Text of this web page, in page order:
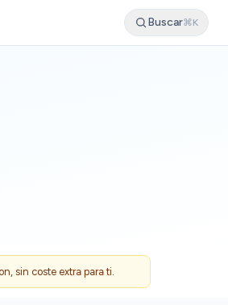
Buscar⌘K
sin coste extra para ti.